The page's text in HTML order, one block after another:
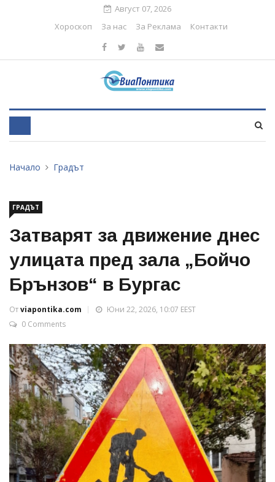
Август 07, 2026
Хороскоп
За нас За Реклама Контакти
Начало Градът
ГРАДЪТ
Затварят за движение днес
улицата пред зала „Бойчо
Брънзов“ в Бургас
Отviapontika.com
Юни 22, 2026, 10:07 EEST
0 Comments